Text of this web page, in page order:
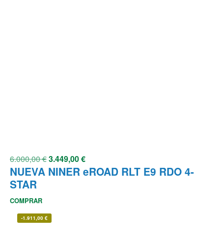
6.000,00€3.449,00€
NUEVA NINER eROAD RLT E9 RDO 4-
STAR
COMPRAR
-1.911,00 €